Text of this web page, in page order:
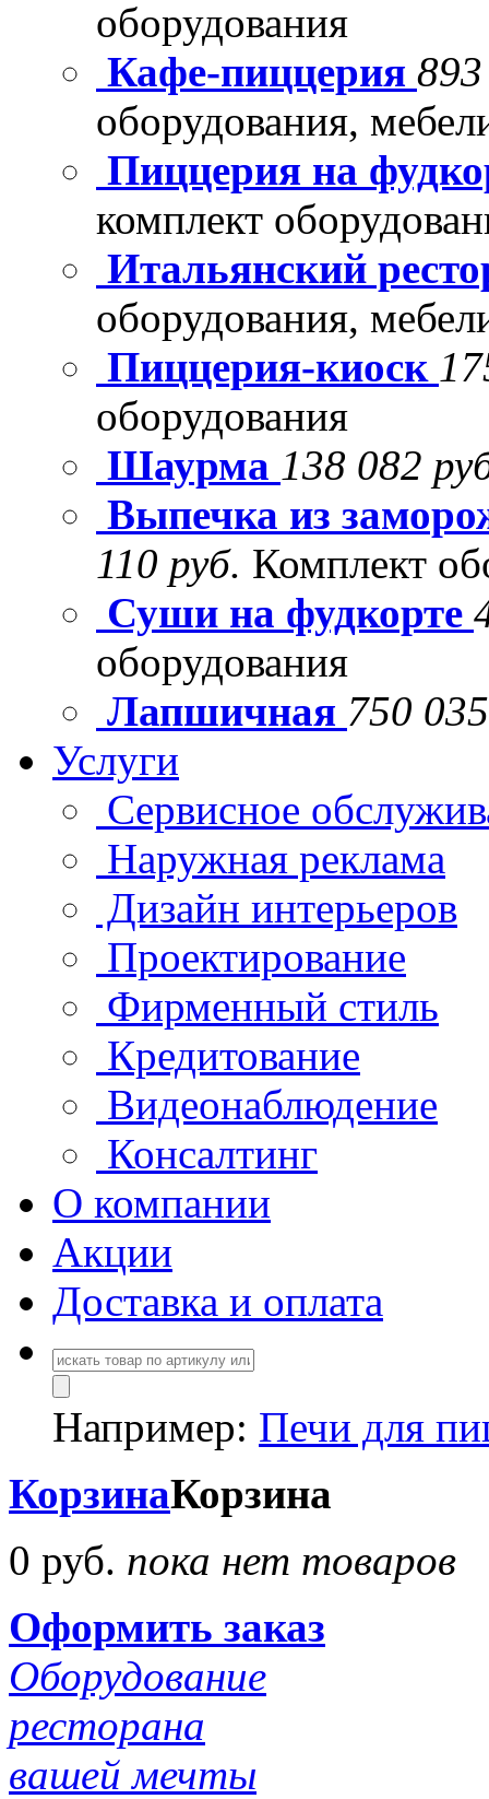
оборудования
Кафе-пиццерия
оборудования,
Пиццерия на
комплект
Итальянский
оборудования,
Пиццерия-киоск
оборудования
Шаурма 138 082
Выпечка из
110 руб. Комплект
Суши на фудкорте
оборудования
Лапшичная 750
Услуги
Сервисное
Наружная реклама
Дизайн интерьеров
Проектирование
Фирменный стиль
Кредитование
Видеонаблюдение
Консалтинг
О компании
Акции
Доставка и оплата
Например: Печи для
КорзинаКорзина
0 руб. пока нет товаров
Оформить заказ
Оборудование
ресторана
вашей мечты